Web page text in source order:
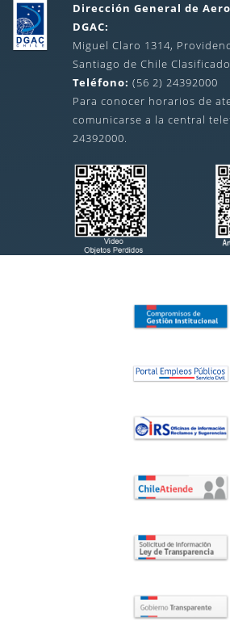
Dirección General de
DGAC:
Miguel Claro 1314,
Santiago de Chile
Teléfono: (56 2) 24392000
Para conocer horarios de
comunicarse a la central
24392000.